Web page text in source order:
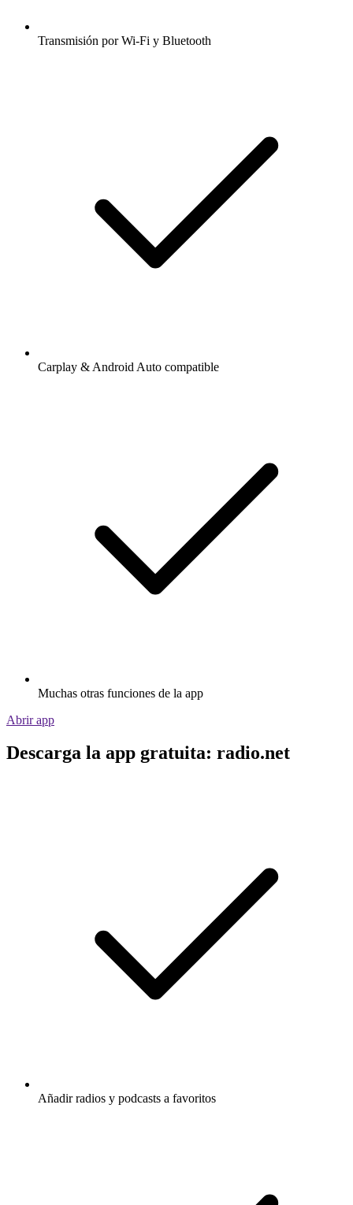
Transmisión por Wi-Fi y Bluetooth
Carplay & Android Auto compatible
Muchas otras funciones de la app
Abrir app
Descarga la app gratuita: radio.net
Añadir radios y podcasts a favoritos